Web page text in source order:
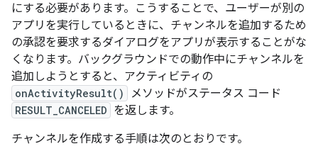
にする必要があります。こうすることで、ユーザーが別の
アプリを実行しているときに、チャンネルを追加するため
の承認を要求するダイアログをアプリが表示することがな
くなります。バックグラウンドでの動作中にチャンネルを
追加しようとすると、アクティビティの
onActivityResult() メソッドがステータス コード
RESULT_CANCELED を返します。
チャンネルを作成する手順は次のとおりです。